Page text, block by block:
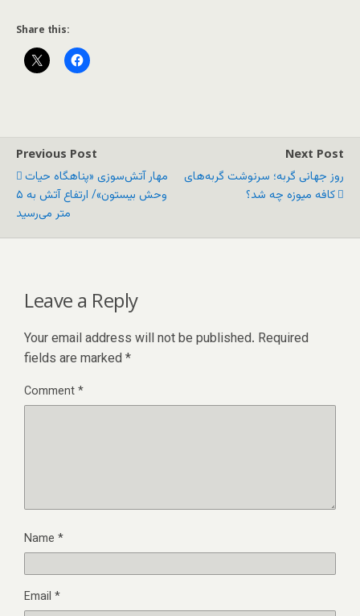
Share this:
Previous Post
مهار آتش‌سوزی «پناهگاه حیات
وحش بیستون»/ ارتفاع آتش به ۵
متر می‌رسید
Next Post
روز جهانی گربه؛ سرنوشت گربه‌های
کافه میوزه چه شد؟
Leave a Reply
Your email address will not be published. Required
fields are marked *
Comment*
Name *
Email *